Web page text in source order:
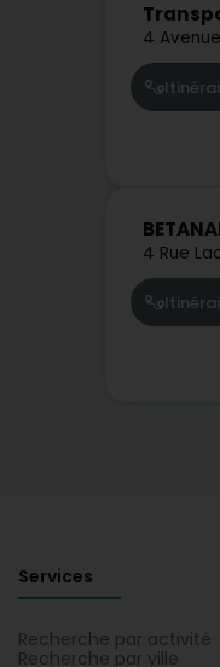
4
4 Rue
Services
Recherche par activité
Recherche par ville